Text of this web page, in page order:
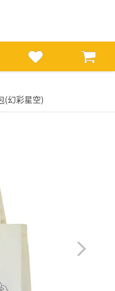
(幻彩星空)